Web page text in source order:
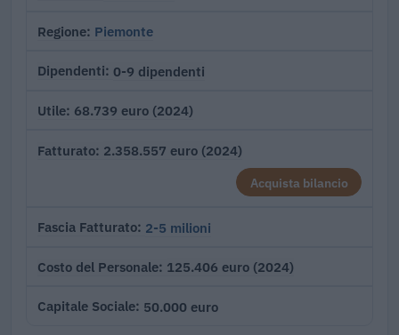
Regione Piemonte
Dipendenti 0-9 dipendenti
Utile 68.739 euro (2024)
Fatturato 2.358.557 euro (2024)
Acquista bilancio
Fascia Fatturato 2-5 milioni
Costo del Personale 125.406 euro (2024)
Capitale Sociale 50.000 euro